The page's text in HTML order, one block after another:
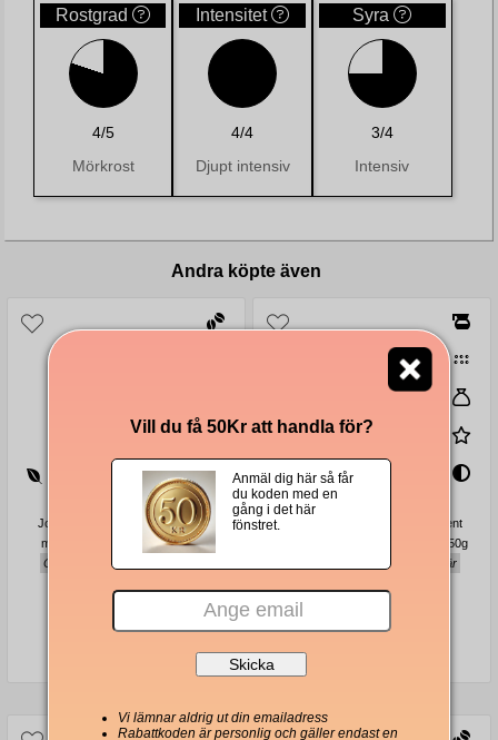
Rostgrad
4/5
Mörkrost
Intensitet
4/4
Djupt intensiv
Syra
3/4
Intensiv
Andra köpte även
Johan & Nyström Bold Statement
mellanrostade kaffebönor 1000g
Chokladig, sötmandel, röda bär
Johan & Nyström Bold Statement
mellanrostat malet bryggkaffe 250g
Chokladig, sötmandel, röda bär
Vill du få 50Kr att handla för?
Anmäl dig här så får
du koden med en
gång i det här
fönstret.
Vi lämnar aldrig ut din emailadress
Rabattkoden är personlig och gäller endast en